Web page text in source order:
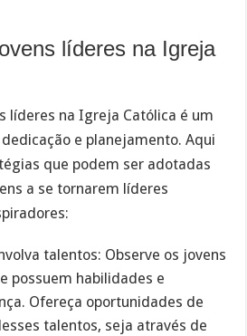
líderes na Igreja
líderes na Igreja Católica é um
e planejamento. Aqui
que podem ser adotadas
a se tornarem líderes
talentos: Observe os jovens
possuem habilidades e
Ofereça oportunidades de
talentos, seja através de